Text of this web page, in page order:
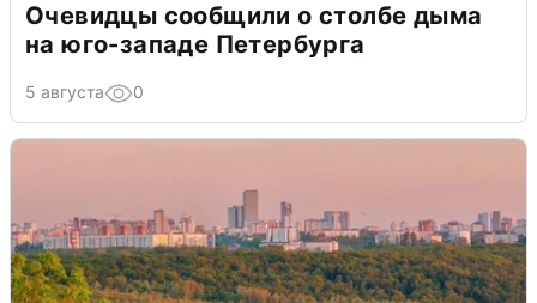
Очевидцы сообщили о столбе дыма
на юго-западе Петербурга
5 августа 0